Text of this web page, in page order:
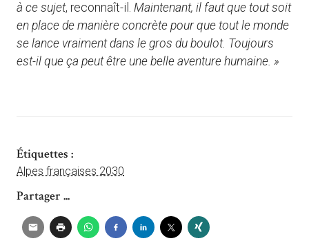
à ce sujet, reconnaît-il. Maintenant, il faut que tout soit
en place de manière concrète pour que tout le monde
se lance vraiment dans le gros du boulot. Toujours
est-il que ça peut être une belle aventure humaine. »
Étiquettes :
Alpes françaises 2030
Partager ...